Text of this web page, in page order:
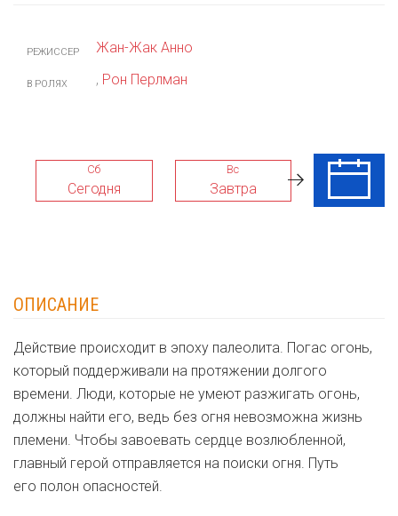
РЕЖИССЕР Жан-Жак Анно
В РОЛЯХ , Рон Перлман
Сб
Сегодня
Вс
Завтра
Пн
ОПИСАНИЕ
Действие происходит в эпоху палеолита. Погас огонь,
который поддерживали на протяжении долгого
времени. Люди, которые не умеют разжигать огонь,
должны найти его, ведь без огня невозможна жизнь
племени. Чтобы завоевать сердце возлюбленной,
главный герой отправляется на поиски огня. Путь
его полон опасностей.